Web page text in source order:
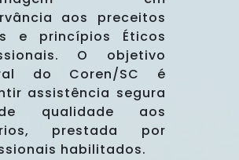
aos preceitos
e princípios Éticos
O objetivo
do Coren/SC é
assistência segura
qualidade aos
prestada por
habilitados.